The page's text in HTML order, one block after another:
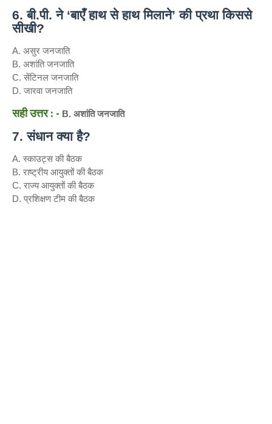
6. बी.पी. ने ‘बाएँ हाथ से हाथ मिलाने’ की प्रथा किससे
सीखी?
A. असुर जनजाति
B. अशांति जनजाति
C. सेंटिनल जनजाति
D. जारवा जनजाति
सही उत्तर : - B. अशांति जनजाति
7. संधान क्या है?
A. स्काउट्स की बैठक
B. राष्ट्रीय आयुक्तों की बैठक
C. राज्य आयुक्तों की बैठक
D. प्रशिक्षण टीम की बैठक